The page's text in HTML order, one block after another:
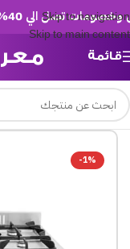
Skip to navigation
Skip to main content
تصل الي 40% لفترة محدودة
قائمة
-1%